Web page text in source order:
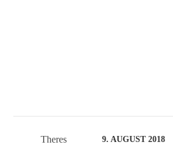
Theres 9. AUGUST 2018